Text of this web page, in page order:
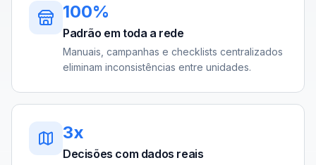
100%
Padrão em toda a rede
Manuais, campanhas e checklists centralizados
eliminam inconsistências entre unidades.
3x
Decisões com dados reais